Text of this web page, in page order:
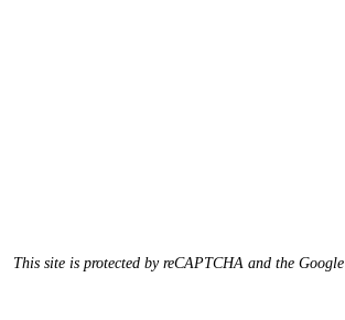
This site is protected by reCAPTCHA and the Google